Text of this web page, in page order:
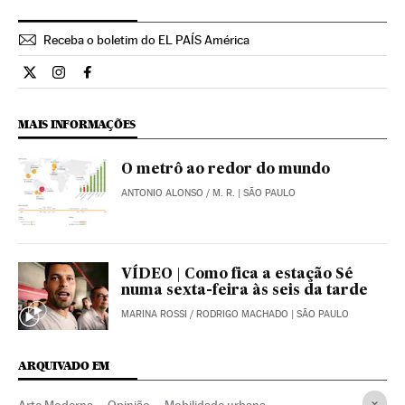
Receba o boletim do EL PAÍS América
Opiniao El País Brasil en Twitter
Opiniao El País Brasil en Instagram
Opiniao El País Brasil en Facebook
MAIS INFORMAÇÕES
O metrô ao redor do mundo
ANTONIO ALONSO / M. R. | SÃO PAULO
VÍDEO | Como fica a estação Sé
numa sexta-feira às seis da tarde
MARINA ROSSI / RODRIGO MACHADO | SÃO PAULO
ARQUIVADO EM